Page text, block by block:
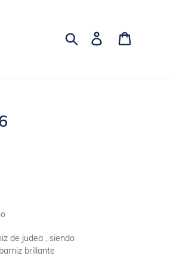
Buscar Ingresar
de judea , siendo
brillante